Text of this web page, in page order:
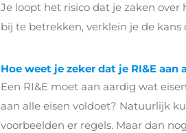
Je loopt het risico dat je zaken
bij te betrekken, verklein je de
Hoe weet je zeker dat je RI&E aan
Een RI&E moet aan aardig wat
aan alle eisen voldoet? Natuurlijk
voorbeelden er regels. Maar dan